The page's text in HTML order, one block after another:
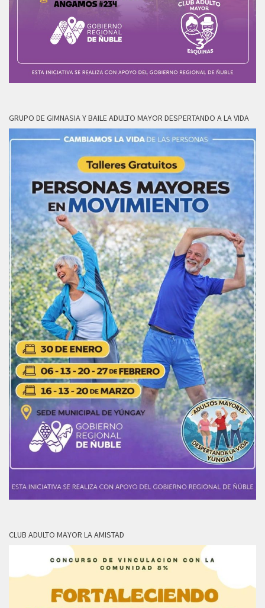
GRUPO DE GIMNASIA Y BAILE ADULTO MAYOR DESPERTANDO A LA VIDA
CLUB ADULTO MAYOR LA AMISTAD